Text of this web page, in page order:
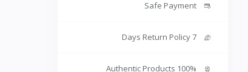
Safe Payment
7 Days Return Policy
100% Authentic Products